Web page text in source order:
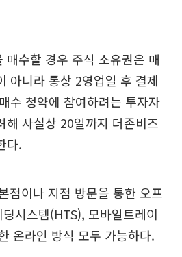
매수할 경우 주식 소유권은 매
아니라 통상 2영업일 후 결제
수 청약에 참여하려는 투자자
해 사실상 20일까지 더존비즈
다.
점이나 지점 방문을 통한 오프
시스템(HTS), 모바일트레이
온라인 방식 모두 가능하다.